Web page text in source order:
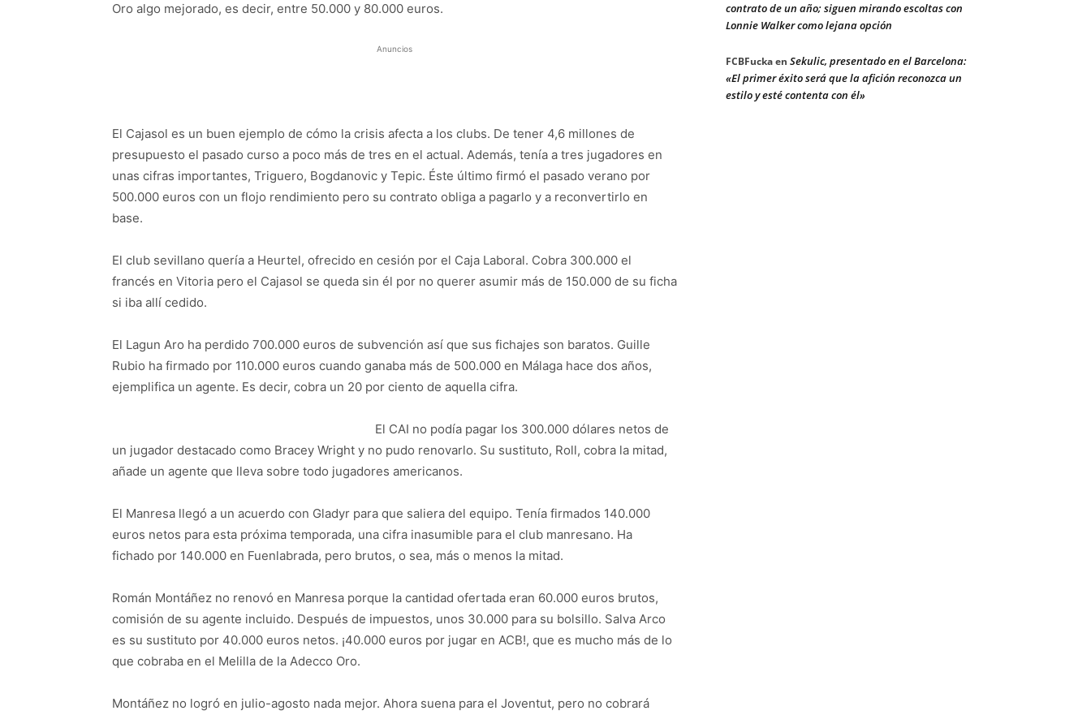
Oro algo mejorado, es decir, entre 50.000 y 80.000 euros.
Anuncios
El Cajasol es un buen ejemplo de cómo la crisis afecta a los clubs. De tener 4,6 millones de
presupuesto el pasado curso a poco más de tres en el actual. Además, tenía a tres jugadores en
unas cifras importantes, Triguero, Bogdanovic y Tepic. Éste último firmó el pasado verano por
500.000 euros con un flojo rendimiento pero su contrato obliga a pagarlo y a reconvertirlo en
base.
El club sevillano quería a Heurtel, ofrecido en cesión por el Caja Laboral. Cobra 300.000 el
francés en Vitoria pero el Cajasol se queda sin él por no querer asumir más de 150.000 de su ficha
si iba allí cedido.
El Lagun Aro ha perdido 700.000 euros de subvención así que sus fichajes son baratos. Guille
Rubio ha firmado por 110.000 euros cuando ganaba más de 500.000 en Málaga hace dos años,
ejemplifica un agente. Es decir, cobra un 20 por ciento de aquella cifra.
El CAI no podía pagar los 300.000 dólares netos de
un jugador destacado como Bracey Wright y no pudo renovarlo. Su sustituto, Roll, cobra la mitad,
añade un agente que lleva sobre todo jugadores americanos.
El Manresa llegó a un acuerdo con Gladyr para que saliera del equipo. Tenía firmados 140.000
euros netos para esta próxima temporada, una cifra inasumible para el club manresano. Ha
fichado por 140.000 en Fuenlabrada, pero brutos, o sea, más o menos la mitad.
Román Montáñez no renovó en Manresa porque la cantidad ofertada eran 60.000 euros brutos,
comisión de su agente incluido. Después de impuestos, unos 30.000 para su bolsillo. Salva Arco
es su sustituto por 40.000 euros netos. ¡40.000 euros por jugar en ACB!, que es mucho más de lo
que cobraba en el Melilla de la Adecco Oro.
Montáñez no logró en julio-agosto nada mejor. Ahora suena para el Joventut, pero no cobrará
contrato de un año; siguen mirando escoltas con
Lonnie Walker como lejana opción
FCBFuckaen Sekulic, presentado en el Barcelona:
«El primer éxito será que la afición reconozca un
estilo y esté contenta con él»